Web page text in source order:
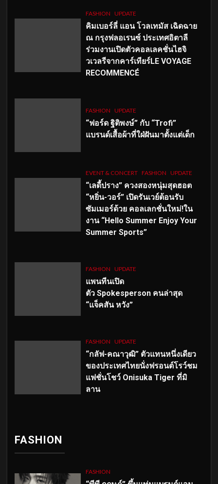
FASHION UPDATE
คิมเบอร์ลี่ แอน โวลเทมัส เฉิดฉาย
ณ กรุงฟลอเรนซ์ ประเทศอิตาลี
ร่วมงานเปิดตัวคอลเลคชั่นไฮจิ
วเวลรีจากคาร์เทียร์LE VOYAGE
RECOMMENCÉ
FASHION UPDATE
“ฟอร์ด ฐิติพงษ์” กับ “Trofi”
แบรนด์เสื้อผ้าที่ใฝ่ฝันมาตั้งแต่เด็ก
EVENT & CONCERT FASHION UPDATE
“เลดี้ปราง” ควงสองหนุ่มสุดฮอต
“หยิ่น-วอร์” เปิดรันเวย์ต้อนรับ
ซัมเมอร์ด้วย คอลเลกชั่นใหม่!ใน
งาน “Hello Summer Enjoy Your
Summer Sports”
FASHION UPDATE
แพนทีนเปิด
ตัว Spokesperson คนล่าสุด
“แจ็คสัน หวัง”
FASHION UPDATE
“กลัฟ-คณาวุฒิ” ตัวแทนหนึ่งเดียว
ของประเทศไทยนั่งฟรอนต์โรว์ชม
แฟชั่นโชว์ Onisuka Tiger ที่มิ
ลาน
FASHION
FASHION